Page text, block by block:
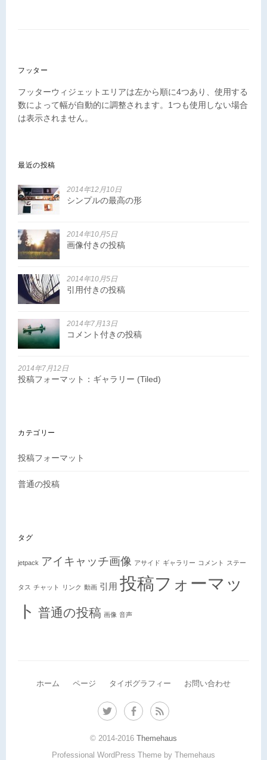
フッター
フッターウィジェットエリアは左から順に4つあり、使用する
数によって幅が自動的に調整されます。1つも使用しない場合
は表示されません。
最近の投稿
2014年12月10日
シンプルの最高の形
2014年10月5日
画像付きの投稿
2014年10月5日
引用付きの投稿
2014年7月13日
コメント付きの投稿
2014年7月12日
投稿フォーマット：ギャラリー (Tiled)
カテゴリー
投稿フォーマット
普通の投稿
タグ
jetpack アイキャッチ画像 アサイド ギャラリー コメント ステー
タス チャット リンク 動画 引用 投稿フォーマッ
ト 普通の投稿 画像 音声
ホーム ページ タイポグラフィー お問い合わせ
i
© 2014-2016 Themehaus
Professional WordPress Theme by Themehaus